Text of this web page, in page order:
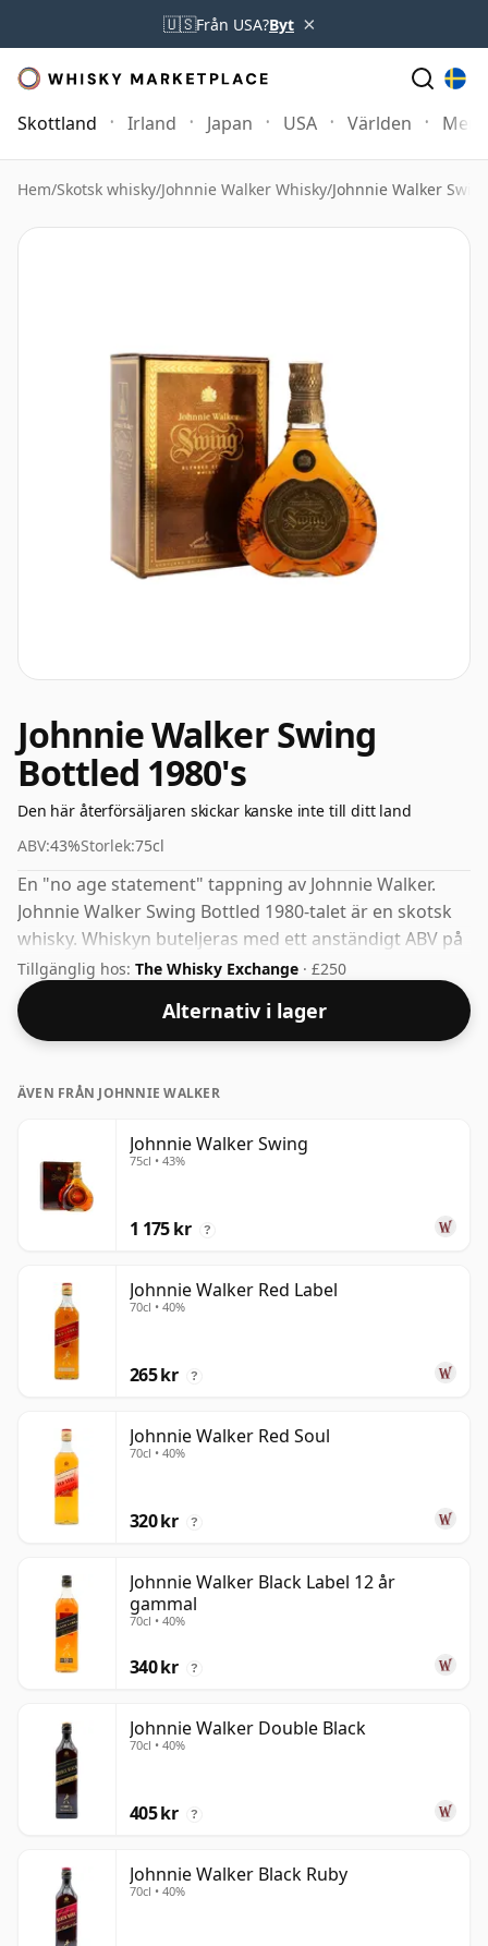
🇺🇸Från USA?Byt ×
Skottland Irland Japan USA Världen Mer
Hem/Skotsk whisky/Johnnie Walker Whisky/Johnnie Walker
Johnnie Walker Swing
Bottled 1980's
Den här återförsäljaren skickar kanske inte till ditt land
ABV:43%Storlek:75cl
En "no age statement" tappning av Johnnie Walker.
Johnnie Walker Swing Bottled 1980-talet är en skotsk
whisky. Whiskyn buteljeras med ett anständigt ABV på
43 %, ett steg upp från standardnivån på 40 %, och
levereras i de facto-flaskstorleken på 75 cl.
Tillgänglig hos: The Whisky Exchange · £250
Alternativ i lager
ÄVEN FRÅN JOHNNIE WALKER
Johnnie Walker Swing
75cl • 43%
1 175 kr ?
Johnnie Walker Red Label
70cl • 40%
265 kr ?
Johnnie Walker Red Soul
70cl • 40%
320 kr ?
Johnnie Walker Black Label 12 år
gammal
70cl • 40%
340 kr ?
Johnnie Walker Double Black
70cl • 40%
405 kr ?
Johnnie Walker Black Ruby
70cl • 40%